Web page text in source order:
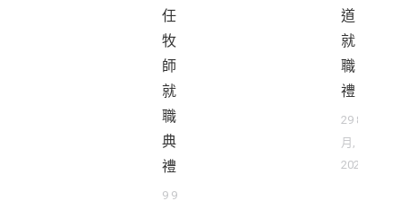
任
牧
師
就
職
典
禮
9 9
道
就
職
禮
29 8
月,
2025